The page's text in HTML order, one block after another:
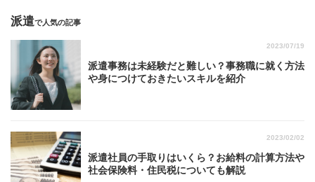
派遣で人気の記事
2023/07/19
派遣事務は未経験だと難しい？事務職に就く方法
や身につけておきたいスキルを紹介
2023/02/02
派遣社員の手取りはいくら？お給料の計算方法や
社会保険料・住民税についても解説